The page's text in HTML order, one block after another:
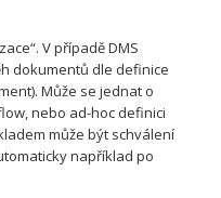
V případě DMS
dokumentů dle definice
Může se jednat o
nebo ad-hoc definici
může být schválení
například po